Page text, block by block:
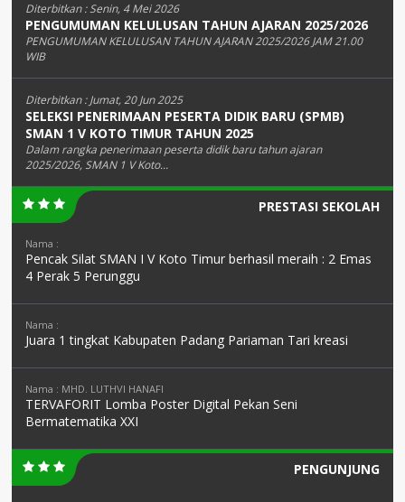
Diterbitkan :Senin, 4 Mei 2026
PENGUMUMAN KELULUSAN TAHUN AJARAN 2025/2026
PENGUMUMAN KELULUSAN TAHUN AJARAN 2025/2026 JAM 21.00
WIB
Diterbitkan :Jumat, 20 Jun 2025
SELEKSI PENERIMAAN PESERTA DIDIK BARU (SPMB)
SMAN 1 V KOTO TIMUR TAHUN 2025
Dalam rangka penerimaan peserta didik baru tahun ajaran
2025/2026, SMAN 1 V Koto...
PRESTASI SEKOLAH
Nama :
Pencak Silat SMAN I V Koto Timur berhasil meraih : 2 Emas
4 Perak 5 Perunggu
Nama :
Juara 1 tingkat Kabupaten Padang Pariaman Tari kreasi
Nama : MHD. LUTHVI HANAFI
TERVAFORIT Lomba Poster Digital Pekan Seni
Bermatematika XXI
PENGUNJUNG